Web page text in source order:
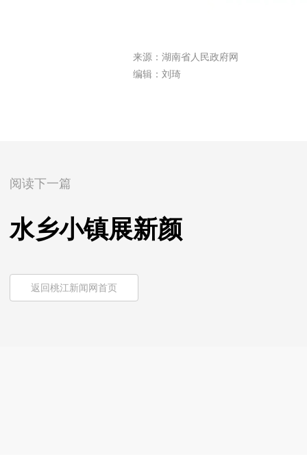
来源：湖南省人民政府网
编辑：刘琦
阅读下一篇
水乡小镇展新颜
返回桃江新闻网首页